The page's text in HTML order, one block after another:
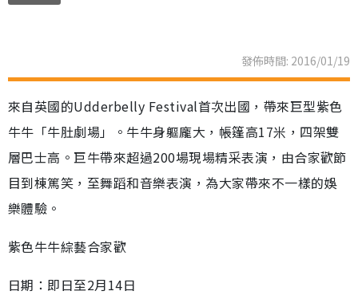
發佈時間: 2016/01/19
來自英國的Udderbelly Festival首次出國，帶來巨型紫色
牛牛「牛肚劇場」。牛牛身軀龐大，帳篷高17米，四架雙
層巴士高。巨牛帶來超過200場現場精采表演，由合家歡節
目到棟篤笑，至舞蹈和音樂表演，為大家帶來不一樣的娛
樂體驗。
紫色牛牛綜藝合家歡
日期：即日至2月14日